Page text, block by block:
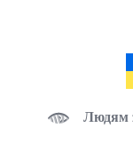
Людям